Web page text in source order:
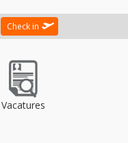
Check in
Vacatures